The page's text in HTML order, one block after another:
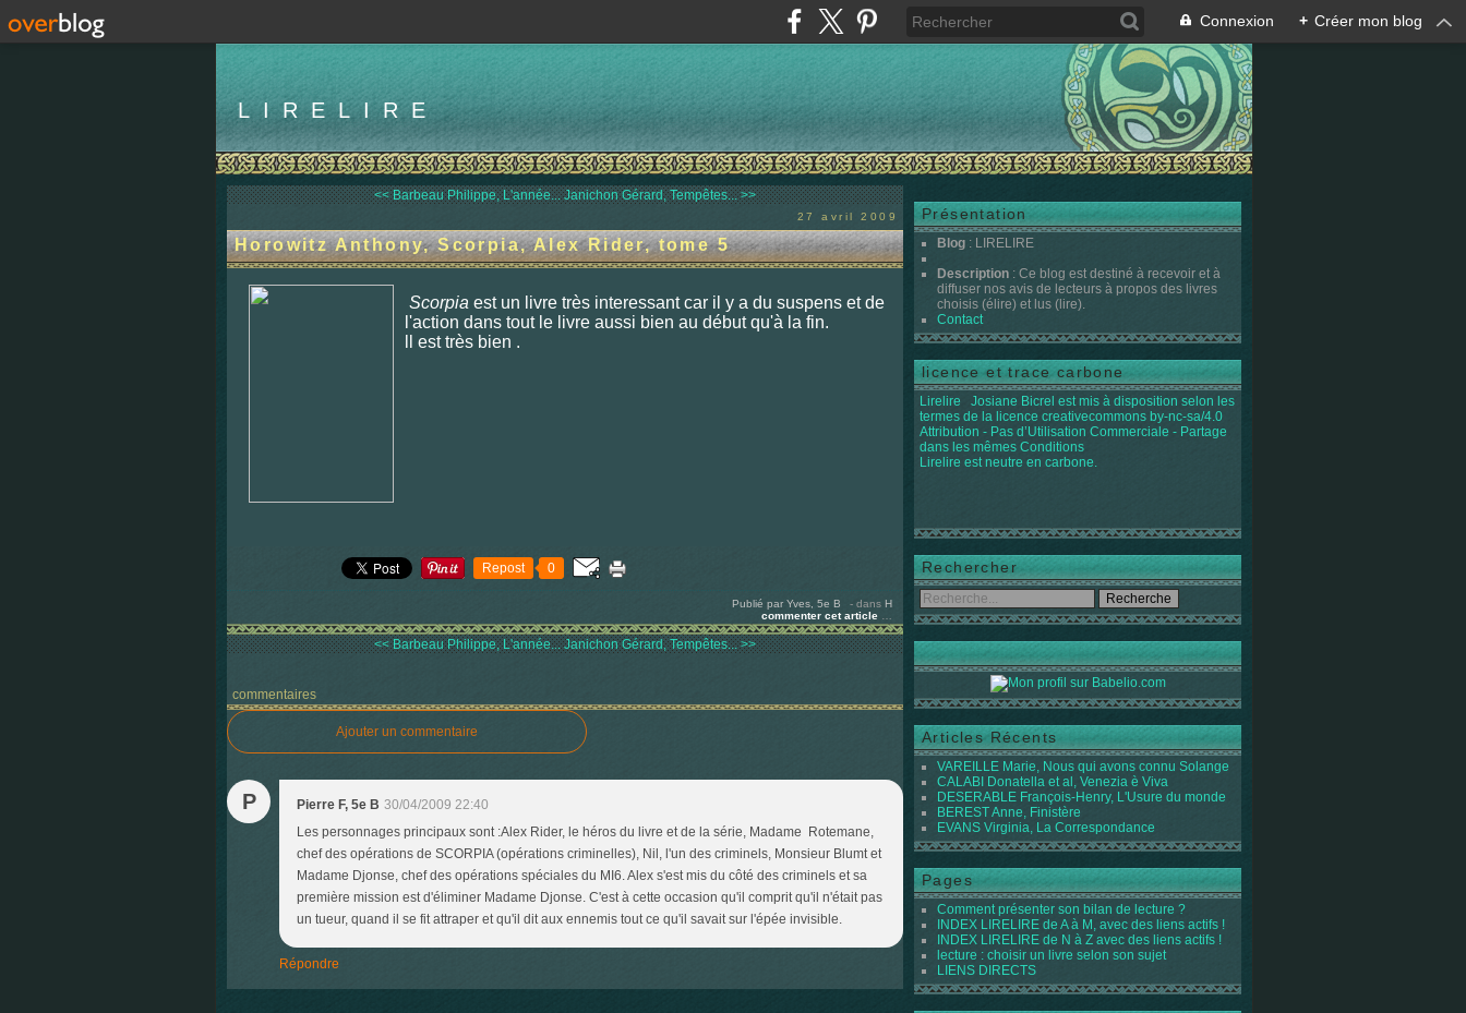
Connexion + Créer mon blog
LIRELIRE
<< Barbeau Philippe, L'année... Janichon Gérard, Tempêtes... >>
27 avril 2009
Horowitz Anthony, Scorpia, Alex Rider, tome 5
Scorpia est un livre très interessant car il y a du suspens et de
l'action dans tout le livre aussi bien au début qu'à la fin.
ll est très bien .
Repost 0
Publié par Yves, 5e B - dans H
commenter cet article
<< Barbeau Philippe, L'année... Janichon Gérard, Tempêtes... >>
commentaires
Ajouter un commentaire
P Pierre F, 5e B 30/04/2009 22:40
Les personnages principaux sont :Alex Rider, le héros du livre et de la série, Madame Rotemane,
chef des opérations de SCORPIA (opérations criminelles), Nil, l'un des criminels, Monsieur Blumt et
Madame Djonse, chef des opérations spéciales du MI6. Alex s'est mis du côté des criminels et sa
première mission est d'éliminer Madame Djonse. C'est à cette occasion qu'il comprit qu'il n'était pas
un tueur, quand il se fit attraper et qu'il dit aux ennemis tout ce qu'il savait sur l'épée invisible.
Répondre
Présentation
Blog : LIRELIRE
Description : Ce blog est destiné à recevoir et à
diffuser nos avis de lecteurs à propos des livres
choisis (élire) et lus (lire).
Contact
licence et trace carbone
Lirelire Josiane Bicrel est mis à disposition selon les
termes de la licence creativecommons by-nc-sa/4.0
Attribution - Pas d’Utilisation Commerciale - Partage
dans les mêmes Conditions
Lirelire est neutre en carbone.
Rechercher
Articles Récents
VAREILLE Marie, Nous qui avons connu Solange
CALABI Donatella et al, Venezia è Viva
DESERABLE François-Henry, L'Usure du monde
BEREST Anne, Finistère
EVANS Virginia, La Correspondance
Pages
Comment présenter son bilan de lecture ?
INDEX LIRELIRE de A à M, avec des liens actifs !
INDEX LIRELIRE de N à Z avec des liens actifs !
lecture : choisir un livre selon son sujet
LIENS DIRECTS